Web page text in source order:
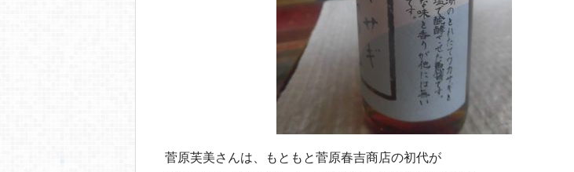
菅原芙美さんは、もともと菅原春吉商店の初代が